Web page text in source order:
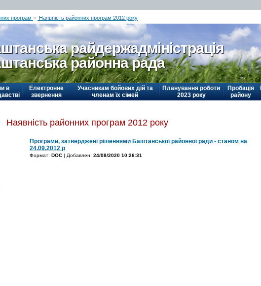
програм » Наявність районних програм 2012 року
райдержадміністрація
районна рада
в
Електронне
звернення
Учасникам бойових дій та
членам їх сімей
Планування роботи
2023 року
Пробація
району
Наявність районних програм 2012 року
Програми, затверджені рішеннями Баштанської районної ради - станом на
24.09.2012 р
Формат: DOC | Добавлен: 24/08/2020 10:26:31